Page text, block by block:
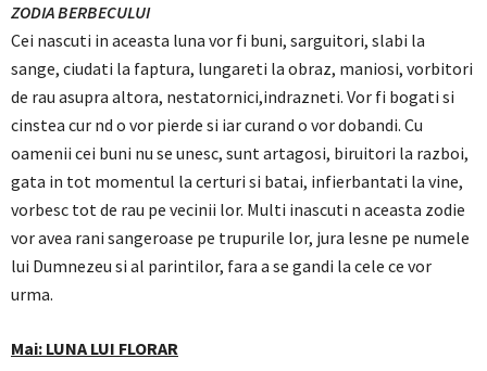
ZODIA BERBECULUI
Cei nascuti in aceasta luna vor fi buni, sarguitori, slabi la
sange, ciudati la faptura, lungareti la obraz, maniosi, vorbitori
de rau asupra altora, nestatornici,indrazneti. Vor fi bogati si
cinstea cur nd o vor pierde si iar curand o vor dobandi. Cu
oamenii cei buni nu se unesc, sunt artagosi, biruitori la razboi,
gata in tot momentul la certuri si batai, infierbantati la vine,
vorbesc tot de rau pe vecinii lor. Multi inascuti n aceasta zodie
vor avea rani sangeroase pe trupurile lor, jura lesne pe numele
lui Dumnezeu si al parintilor, fara a se gandi la cele ce vor
urma.
Mai: LUNA LUI FLORAR